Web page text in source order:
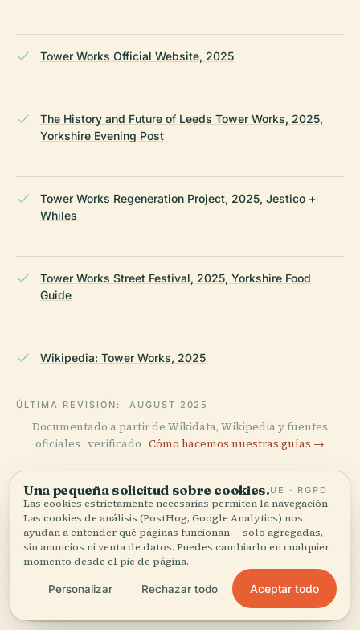
Tower Works Official Website, 2025
The History and Future of Leeds Tower Works, 2025,
Yorkshire Evening Post
Tower Works Regeneration Project, 2025, Jestico +
Whiles
Tower Works Street Festival, 2025, Yorkshire Food
Guide
Wikipedia: Tower Works, 2025
ÚLTIMA REVISIÓN: AUGUST 2025
Documentado a partir de Wikidata, Wikipedia y fuentes
oficiales · verificado · Cómo hacemos nuestras guías →
Explora la zona
Ve Tower Works, Chimenea
de la Casa de Calderas en el
mapa y descubre qué hay
cerca.
Ver mapa
Una pequeña solicitud sobre cookies.UE · RGPD
Las cookies estrictamente necesarias permiten la navegación.
Las cookies de análisis (PostHog, Google Analytics) nos
ayudan a entender qué páginas funcionan — solo agregadas,
sin anuncios ni venta de datos. Puedes cambiarlo en cualquier
momento desde el pie de página.
Personalizar Rechazar todo Aceptar todo